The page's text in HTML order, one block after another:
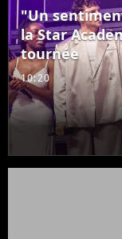
"Un
la Star
tournée
10:20